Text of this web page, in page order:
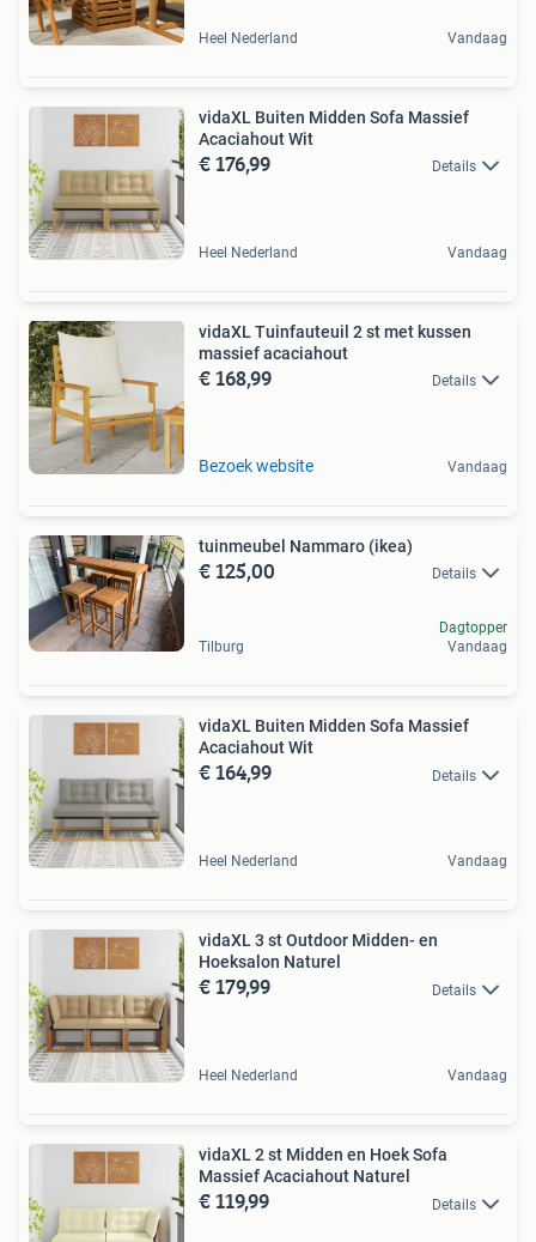
Heel Nederland Vandaag
vidaXL Buiten Midden Sofa Massief
Acaciahout Wit
€ 176,99 Details
Heel Nederland Vandaag
vidaXL Tuinfauteuil 2 st met kussen
massief acaciahout
€ 168,99 Details
Bezoek website Vandaag
tuinmeubel Nammaro (ikea)
€ 125,00 Details
Tilburg
Dagtopper
Vandaag
vidaXL Buiten Midden Sofa Massief
Acaciahout Wit
€ 164,99 Details
Heel Nederland Vandaag
vidaXL 3 st Outdoor Midden- en
Hoeksalon Naturel
€ 179,99 Details
Heel Nederland Vandaag
vidaXL 2 st Midden en Hoek Sofa
Massief Acaciahout Naturel
€ 119,99 Details